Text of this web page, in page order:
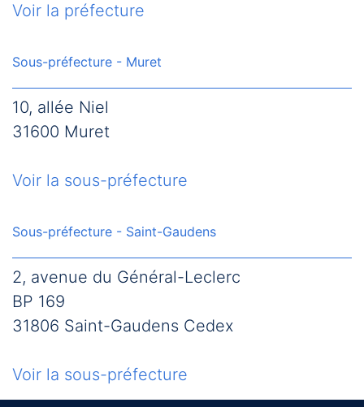
Voir la préfecture
Sous-préfecture - Muret
10, allée Niel
31600 Muret
Voir la sous-préfecture
Sous-préfecture - Saint-Gaudens
2, avenue du Général-Leclerc
BP 169
31806 Saint-Gaudens Cedex
Voir la sous-préfecture